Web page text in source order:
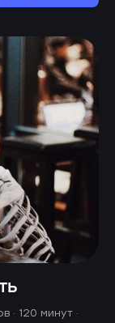
· 120 минут ·